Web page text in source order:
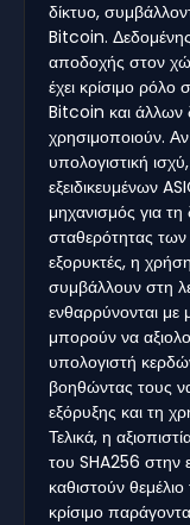
δίκτυο,
Bitcoin. Δεδομένης
αποδοχής στον
έχει κρίσιμο
Bitcoin και
χρησιμοποιούν.
υπολογιστική
εξειδικευμένων
μηχανισμός για
σταθερότητας
εξορυκτές, η
συμβάλλουν στη
ενθαρρύνονται με
μπορούν να
υπολογιστή
βοηθώντας τους
εξόρυξης και τη
Τελικά, η
του SHA256 στην
καθιστούν
κρίσιμο